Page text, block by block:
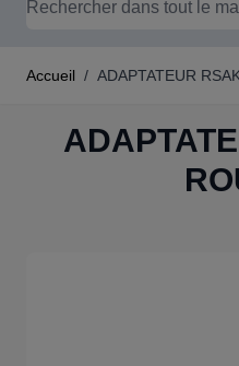
Accueil / ADAPTATEUR